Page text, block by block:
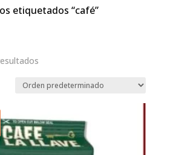
etiquetados “café”